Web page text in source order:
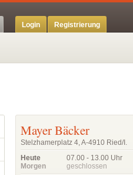
Login Registrierung
Mayer Bäcker
Stelzhamerplatz 4, A-4910 Ried/I.
Heute
Morgen
07.00 - 13.00 Uhr
geschlossen